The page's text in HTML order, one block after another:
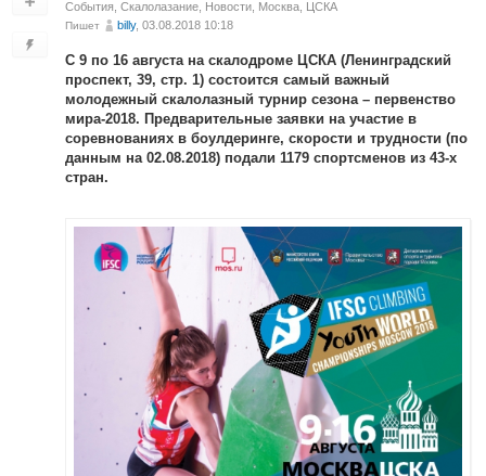
События Скалолазание Новости Москва, ЦСКА
Пишет billy, 03.08.2018 10:18
С 9 по 16 августа на скалодроме ЦСКА (Ленинградский
проспект, 39, стр. 1) состоится самый важный
молодежный скалолазный турнир сезона – первенство
мира-2018. Предварительные заявки на участие в
соревнованиях в боулдеринге, скорости и трудности (по
данным на 02.08.2018) подали 1179 спортсменов из 43-х
стран.